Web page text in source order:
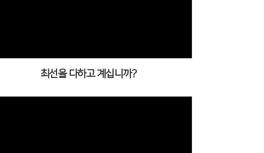
최선을 다하고 계십니까?